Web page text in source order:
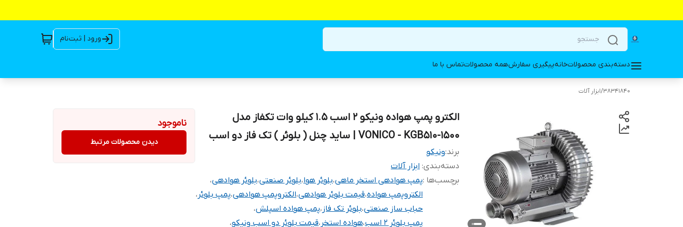
ورود | ثبت‌نام
دسته‌بندی محصولاتخانهپیگیری سفارشهمه محصولاتتماس با ما
38341840
/ابزار آلات
الکترو پمپ هواده ونیکو ۲ اسب 1.5 کیلو وات تکفاز مدل
VONICO - KGB510-1500 | ساید چنل ( بلوئر ) تک فاز دو اسب
برند:ونیکو
دسته‌بندی: ابزار آلات
برچسب‌ها :پمپ هوادهی استخر ماهی،بلوئر هوا،بلوئر صنعتی،بلوئر هوادهی،
الکتروپمپ هواده،قیمت بلوئر هوادهی،الکتروپمپ هوادهی،پمپ بلوئر ،
حباب ساز صنعتی،بلوئر تک فاز ،پمپ هواده اسپلش،
پمپ بلوئر ۲ اسب
،هواده استخر ،قیمت بلوئر دو اسب ونیکو،
ناموجود
دیدن محصولات مرتبط